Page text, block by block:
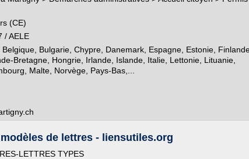
(CE)
/ AELE
Bulgarie, Chypre, Danemark, Espagne, Estonie,
Bretagne, Hongrie, Irlande, Islande, Italie, Lettonie, Lituanie,
Malte, Norvège, Pays-Bas,...
de lettres - liensutiles.org
LETTRES TYPES